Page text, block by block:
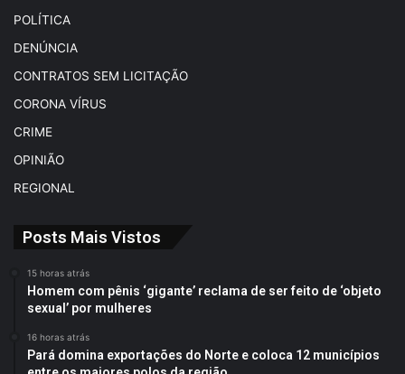
POLÍTICA
DENÚNCIA
CONTRATOS SEM LICITAÇÃO
CORONA VÍRUS
CRIME
OPINIÃO
REGIONAL
Posts Mais Vistos
15 horas atrás
Homem com pênis ‘gigante’ reclama de ser feito de ‘objeto
sexual’ por mulheres
16 horas atrás
Pará domina exportações do Norte e coloca 12 municípios